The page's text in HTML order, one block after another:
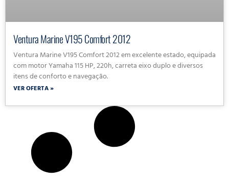
Ventura Marine V195 Comfort 2012
Ventura Marine V195 Comfort 2012 em excelente estado, equipada
com motor Yamaha 115 HP, 220h, carreta eixo duplo e diversos
itens de conforto e navegação.
VER OFERTA »